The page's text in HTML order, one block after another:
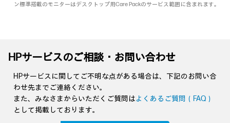
ン標準搭載のモニターはデスクトップ用Care Packのサービス範囲に含まれます。
HPサービスのご相談・お問い合わせ
HPサービスに関してご不明な点がある場合は、下記のお問い合
わせ先までご連絡ください。
また、みなさまからいただくご質問はよくあるご質問（FAQ）
として掲載しております。